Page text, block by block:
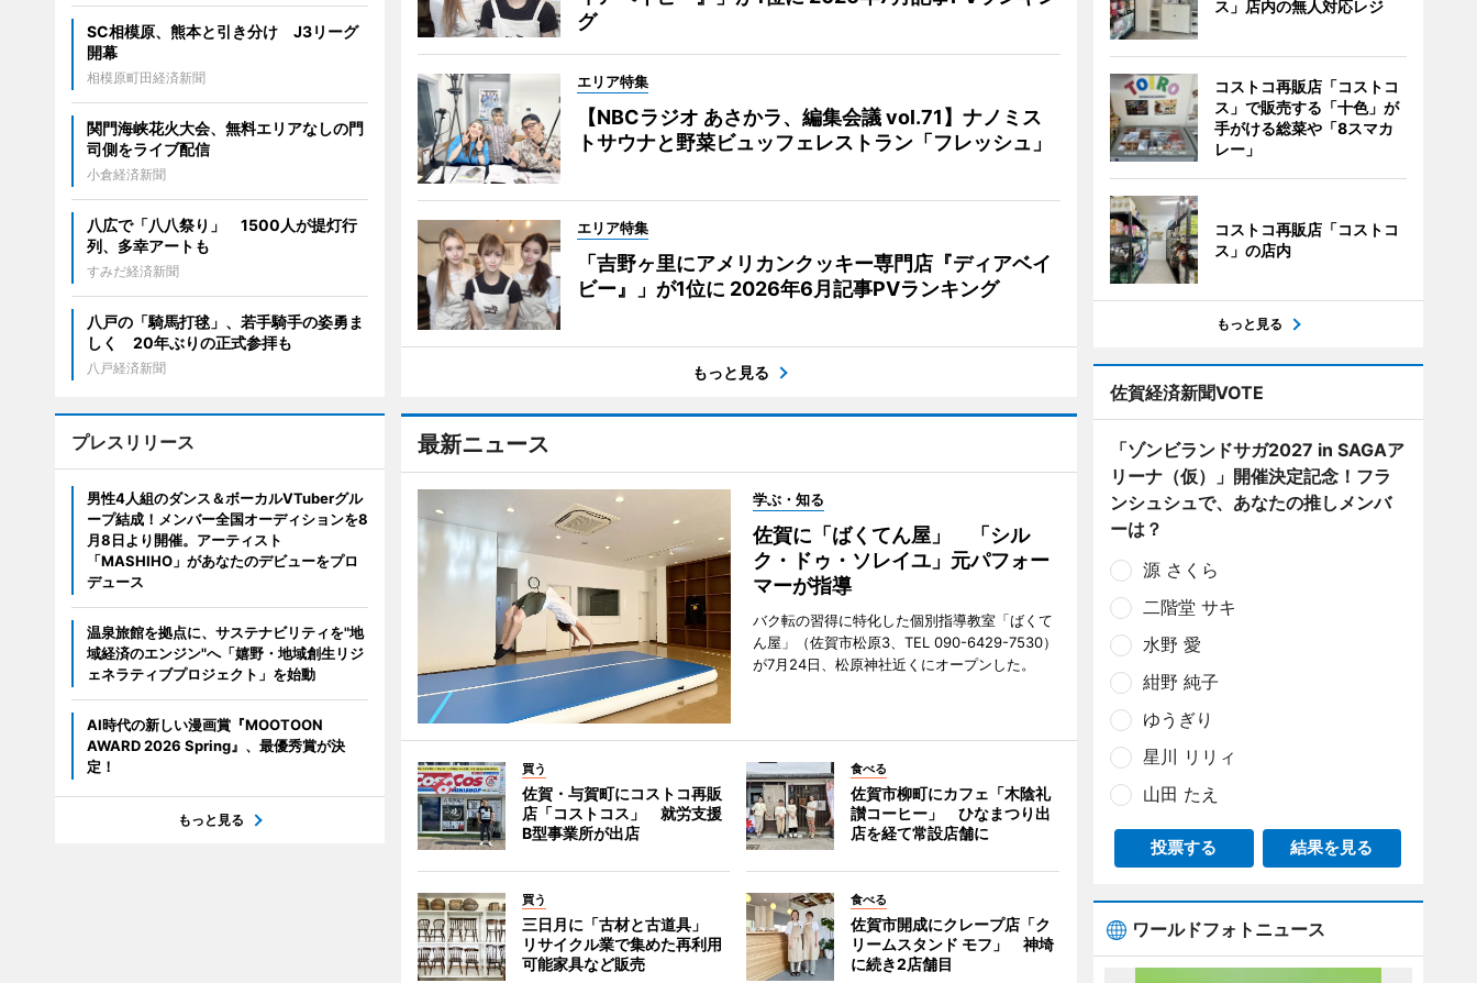
グ
エリア特集
【NBCラジオ あさかラ、編集会議 vol.71】ナノミス
トサウナと野菜ビュッフェレストラン「フレッシュ」
エリア特集
「吉野ヶ里にアメリカンクッキー専門店『ディアベイ
ビー』」が1位に 2026年6月記事PVランキング
もっと見る
最新ニュース
学ぶ・知る
佐賀に「ばくてん屋」 「シル
ク・ドゥ・ソレイユ」元パフォー
マーが指導
バク転の習得に特化した個別指導教室「ばくて
ん屋」（佐賀市松原3、TEL 090-6429-7530）
が7月24日、松原神社近くにオープンした。
買う
佐賀・与賀町にコストコ再販
店「コストコス」 就労支援
B型事業所が出店
食べる
佐賀市柳町にカフェ「木陰礼
讃コーヒー」 ひなまつり出
店を経て常設店舗に
買う
三日月に「古材と古道具」
リサイクル業で集めた再利用
可能家具など販売
食べる
佐賀市開成にクレープ店「ク
リームスタンド モフ」 神埼
に続き2店舗目
SC相模原、熊本と引き分け J3リーグ
開幕
相模原町田経済新聞
関門海峡花火大会、無料エリアなしの門
司側をライブ配信
小倉経済新聞
八広で「八八祭り」 1500人が提灯行
列、多幸アートも
すみだ経済新聞
八戸の「騎馬打毬」、若手騎手の姿勇ま
しく 20年ぶりの正式参拝も
八戸経済新聞
プレスリリース
男性4人組のダンス＆ボーカルVTuberグル
ープ結成！メンバー全国オーディションを8
月8日より開催。アーティスト
「MASHIHO」があなたのデビューをプロ
デュース
温泉旅館を拠点に、サステナビリティを"地
域経済のエンジン"へ「嬉野・地域創生リジ
ェネラティブプロジェクト」を始動
AI時代の新しい漫画賞『MOOTOON
AWARD 2026 Spring』、最優秀賞が決
定！
もっと見る
ス」店内の無人対応レジ
コストコ再販店「コストコ
ス」で販売する「十色」が
手がける総菜や「8スマカ
レー」
コストコ再販店「コストコ
ス」の店内
もっと見る
佐賀経済新聞VOTE
「ゾンビランドサガ2027 in SAGAア
リーナ（仮）」開催決定記念！フラ
ンシュシュで、あなたの推しメンバ
ーは？
源 さくら
二階堂 サキ
水野 愛
紺野 純子
ゆうぎり
星川 リリィ
山田 たえ
投票する 結果を見る
ワールドフォトニュース